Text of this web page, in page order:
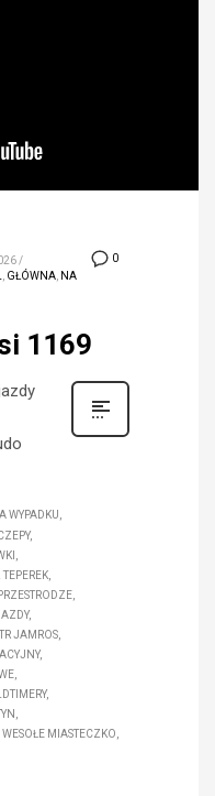
0
/
, GŁÓWNA, NA
1169
WYPADKU
JAMROS
WESOŁE MIASTECZKO